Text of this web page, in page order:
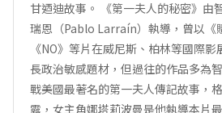
甘迺迪故事。 《第一夫人的秘密》由
瑞恩（Pablo Larraín）執導，曾以《
《NO》等片在威尼斯、柏林等國際
長政治敏感題材，但過往的作品多為
戰美國最著名的第一夫人傳記故事，
露，女主角娜塔莉波曼是他執導本片